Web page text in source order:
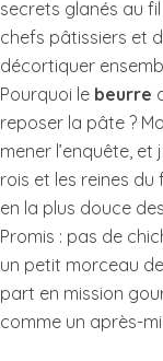
secrets glanés au
chefs pâtissiers et
décortiquer
Pourquoi le beurre
reposer la pâte ?
mener l’enquête, et
rois et les reines
en la plus douce
Promis : pas de
un petit morceau
part en mission
comme un après-